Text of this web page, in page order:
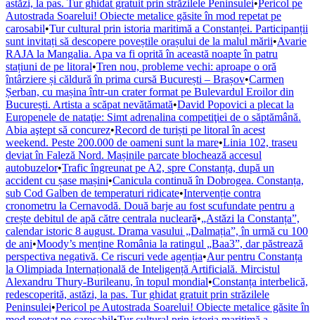
astăzi, la pas. Tur ghidat gratuit prin străzilele Peninsulei•Pericol pe
Autostrada Soarelui! Obiecte metalice găsite în mod repetat pe
carosabil•Tur cultural prin istoria maritimă a Constanței. Participanții
sunt invitați să descopere poveștile orașului de la malul mării•Avarie
RAJA la Mangalia. Apa va fi oprită în această noapte în patru
stațiuni de pe litoral•Tren nou, probleme vechi: aproape o oră
întârziere și căldură în prima cursă București – Brașov•Carmen
Șerban, cu mașina într-un crater format pe Bulevardul Eroilor din
București. Artista a scăpat nevătămată•David Popovici a plecat la
Europenele de nataţie: Simt adrenalina competiţiei de o săptămână.
Abia aştept să concurez•Record de turiști pe litoral în acest
weekend. Peste 200.000 de oameni sunt la mare•Linia 102, traseu
deviat în Faleză Nord. Mașinile parcate blochează accesul
autobuzelor•Trafic îngreunat pe A2, spre Constanța, după un
accident cu șase mașini•Canicula continuă în Dobrogea. Constanța,
sub Cod Galben de temperaturi ridicate•Intervenție contra
cronometru la Cernavodă. Două barje au fost scufundate pentru a
crește debitul de apă către centrala nucleară•„Astăzi la Constanța”,
calendar istoric 8 august. Drama vasului „Dalmația”, în urmă cu 100
de ani•Moody’s menține România la ratingul „Baa3”, dar păstrează
perspectiva negativă. Ce riscuri vede agenția•Aur pentru Constanța
la Olimpiada Internațională de Inteligență Artificială. Mircistul
Alexandru Thury-Burileanu, în topul mondial•Constanța interbelică,
redescoperită, astăzi, la pas. Tur ghidat gratuit prin străzilele
Peninsulei•Pericol pe Autostrada Soarelui! Obiecte metalice găsite în